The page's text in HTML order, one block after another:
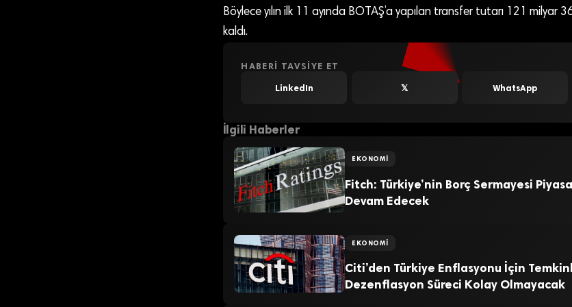
Böylece yılın ilk 11 ayında BOTAŞ’a yapılan transfer tutarı 121 milyar
kaldı.
HABERI TAVSIYE ET
LinkedIn 𝕏 WhatsApp
İlgili Haberler
EKONOMI
Fitch: Türkiye’nin Borç Sermayesi
Devam Edecek
EKONOMI
Citi’den Türkiye Enflasyonu İçin
Dezenflasyon Süreci Kolay Olmayacak